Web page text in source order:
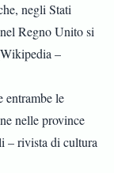
negli Stati
Regno Unito si
–
entrambe le
nelle province
– rivista di cultura